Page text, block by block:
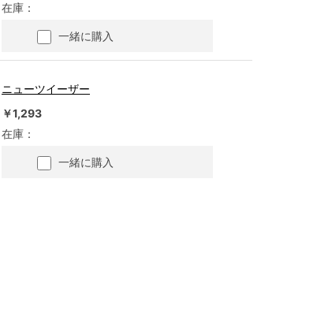
在庫：
一緒に購入
ニューツイーザー
￥1,293
在庫：
一緒に購入